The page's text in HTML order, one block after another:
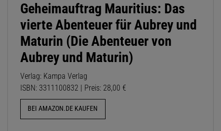
Geheimauftrag Mauritius: Das
vierte Abenteuer für Aubrey und
Maturin (Die Abenteuer von
Aubrey und Maturin)
Verlag: Kampa Verlag
ISBN: 3311100832 | Preis: 28,00 €
BEI AMAZON.DE KAUFEN